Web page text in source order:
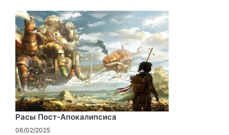
Расы Пост-Апокалипсиса
06/02/2025